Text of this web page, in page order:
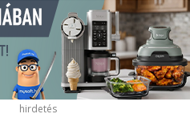
hirdetés